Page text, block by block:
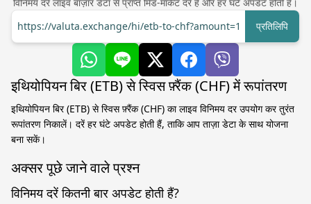
https://valuta.exchange/hi/etb-to-chf?amount=1
प्रतिलिपि
इथियोपियन बिर (ETB) से स्विस फ़्रैंक (CHF) में रूपांतरण
इथियोपियन बिर (ETB) से स्विस फ़्रैंक (CHF) का लाइव विनिमय दर उपयोग कर तुरंत
रूपांतरण निकालें। दरें हर घंटे अपडेट होती हैं, ताकि आप ताज़ा डेटा के साथ योजना
बना सकें।
अक्सर पूछे जाने वाले प्रश्न
विनिमय दरें कितनी बार अपडेट होती हैं?